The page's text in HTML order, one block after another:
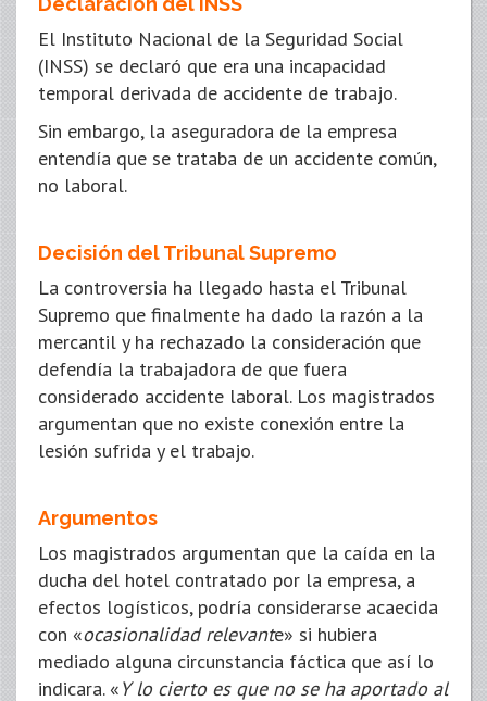
El Instituto Nacional de la Seguridad Social
(INSS) se declaró que era una incapacidad
temporal derivada de accidente de trabajo.
Sin embargo, la aseguradora de la empresa
entendía que se trataba de un accidente común,
no laboral.
Decisión del Tribunal Supremo
La controversia ha llegado hasta el Tribunal
Supremo que finalmente ha dado la razón a la
mercantil y ha rechazado la consideración que
defendía la trabajadora de que fuera
considerado accidente laboral. Los magistrados
argumentan que no existe conexión entre la
lesión sufrida y el trabajo.
Argumentos
Los magistrados argumentan que la caída en la
ducha del hotel contratado por la empresa, a
efectos logísticos, podría considerarse acaecida
con «ocasionalidad relevante» si hubiera
mediado alguna circunstancia fáctica que así lo
indicara. «Y lo cierto es que no se ha aportado al